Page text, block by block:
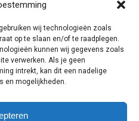
wij technologieën zoals
op te slaan en/of te raadplegen.
kunnen wij gegevens zoals
verwerken. Als je geen
intrekt, kan dit een nadelige
en mogelijkheden.
wij u graag, vraag
voor een opgave op maat!